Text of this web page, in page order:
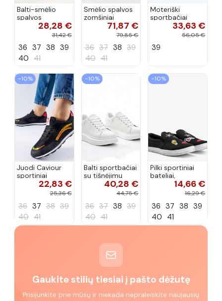
Balti-smėlio
spalvos
sportiniai
Casey
28,28 €
31,42 €
36 37 38 39
40 41
Smėlio spalvos
zomšiniai
sportiniai
bateliai, „Karino"
71,87 €
79,85 €
36 37 38 39
40 41
Moteriški
sportbačiai
juodos spalvos
33,63 €
56,05 €
39
−10%
Juodi Caviour
sportiniai
sportbačiai22,83 €
25,36 €
36 37 38 39
40 41
−10%
Balti sportbačiai
su tišnėjimu
Peyton40,28 €
44,75 €
36 37 38 39
40 41
−10%
Pilki sportiniai
bateliai,
„Justice"14,66 €
16,29 €
36 37 38 39
40 41
Gaukite stilių tiesiai į pašto dėžutę
Prisijunkite prie mūsų ir niekada nepraleiskite naujausių